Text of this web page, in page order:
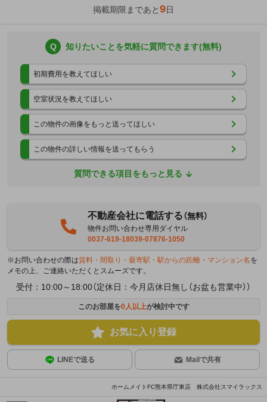
掲載期限まであと9日
Q 知りたいことを気軽に質問できます(無料)
初期費用を教えてほしい
空室状況を教えてほしい
この物件の画像をもっと送ってほしい
この物件の詳しい情報を送ってもらう
質問できる項目をもっと見る
不動産会社に電話する（無料）
物件お問い合わせ専用ダイヤル
0037-619-18039-07876-1050
※お問い合わせの際は賃料・間取り・最寄駅・駅からの距離・マンション名 を
メモの上、ご連絡いただくとスムーズです。
受付：10:00～18:00（定休日：今月店休日無し（お盆も営業中））
このお部屋を0人以上が検討中です
お気に入り登録
LINEで送る Mailで共有
ホームメイトFC熊本県庁東店 株式会社スマイラックス